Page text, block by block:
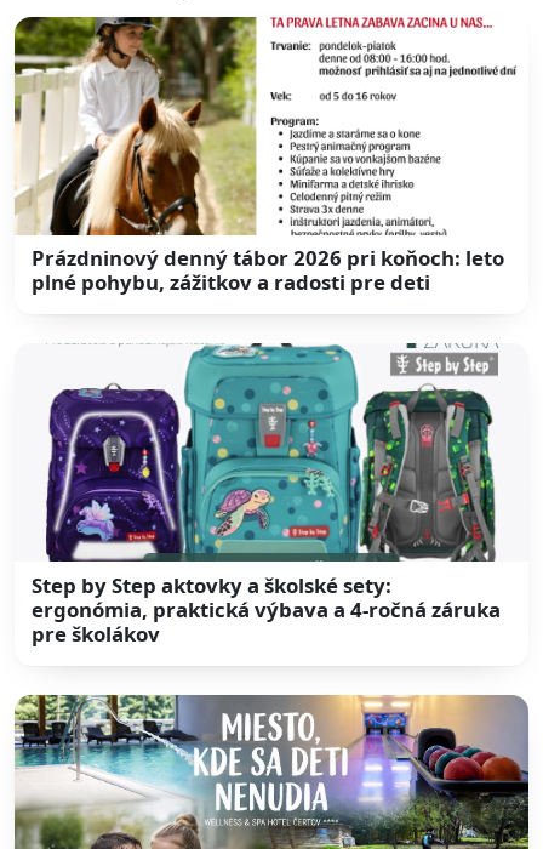
Prázdninový denný tábor 2026 pri koňoch: leto
plné pohybu, zážitkov a radosti pre deti
Step by Step aktovky a školské sety:
ergonómia, praktická výbava a 4-ročná záruka
pre školákov